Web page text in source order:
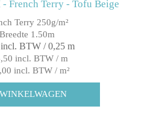
- French Terry - Tofu Beige
Terry 250g/m²
Breedte 1.50m
BTW / 0,25 m
incl. BTW / m
incl. BTW / m²